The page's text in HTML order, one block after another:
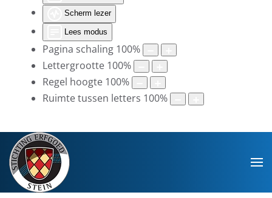
Scherm lezer
Lees modus
Pagina schaling 100%
Lettergrootte 100%
Regel hoogte 100%
Ruimte tussen letters 100%